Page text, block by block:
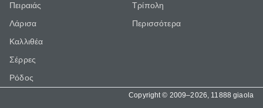
Πειραιάς
Λάρισα
Καλλιθέα
Σέρρες
Ρόδος
Τρίπολη
Περισσότερα
Copyright © 2009–2026, 11888 giaola